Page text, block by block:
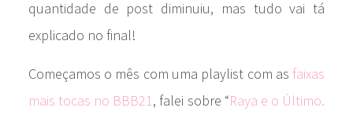
quantidade de post diminuiu, mas tudo vai tá
explicado no final!
Começamos o mês com uma playlist com as faixas
mais tocas no BBB21, falei sobre “Raya e o Último.